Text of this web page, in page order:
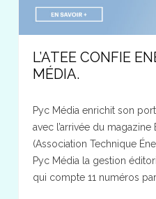
L’ATEE CONFIE
MÉDIA.
Pyc Média enrichit son
avec l’arrivée du magazine
(Association Technique
Pyc Média la gestion
qui compte 11 numéros par